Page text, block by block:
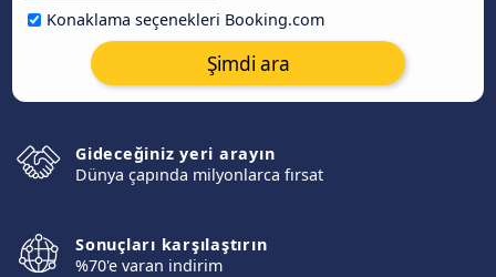
Konaklama seçenekleri Booking.com
Şimdi ara
Gideceğiniz yeri arayın
Dünya çapında milyonlarca fırsat
Sonuçları karşılaştırın
%70'e varan indirim